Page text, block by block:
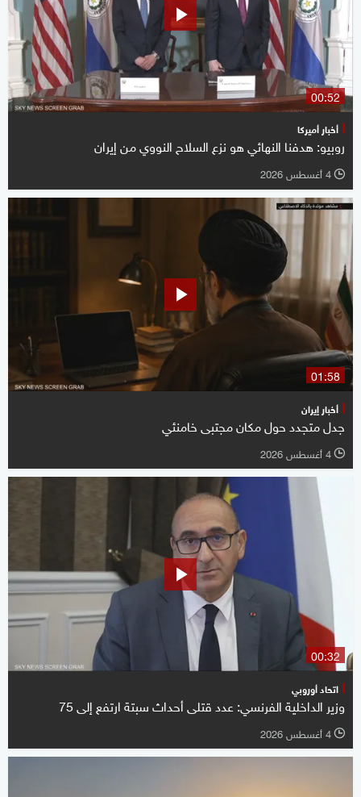
00:52
أخبار أميركا
روبيو: هدفنا النهائي هو نزع السلاح النووي من إيران
l 4 أغسطس 2026
01:58
أخبار إيران
جدل متجدد حول مكان مجتبى خامنئي
l 4 أغسطس 2026
00:32
اتحاد أوروبي
وزير الداخلية الفرنسي: عدد قتلى أحداث سبتة ارتفع ‌إلى 75
l 4 أغسطس 2026